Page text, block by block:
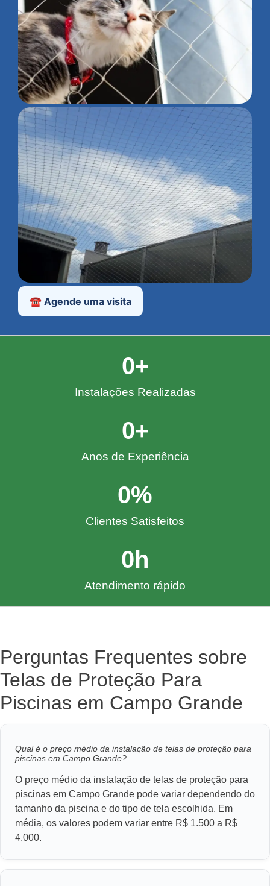
☎️ Agende uma visita
Instalações Realizadas
0+
Anos de Experiência
0+
Clientes Satisfeitos
0%
Atendimento rápido
0h
Perguntas Frequentes sobre
Telas de Proteção Para
Piscinas em Campo Grande
Qual é o preço médio da instalação de telas de proteção para
piscinas em Campo Grande?
O preço médio da instalação de telas de proteção para
piscinas em Campo Grande pode variar dependendo do
tamanho da piscina e do tipo de tela escolhida. Em
média, os valores podem variar entre R$ 1.500 a R$
4.000.